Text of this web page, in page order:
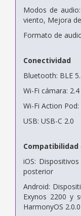
Modos de
viento, Mejora
Formato de
Conectividad
Bluetooth: BLE
Wi-Fi cámara:
Wi-Fi Action
USB: USB-C 2.0
iOS:
posterior
Android:
Exynos 2200 y
HarmonyOS 2.0.0